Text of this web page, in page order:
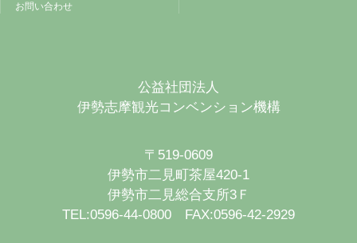
お問い合わせ
公益社団法人
伊勢志摩観光コンベンション機構
〒519-0609
伊勢市二見町茶屋420-1
伊勢市二見総合支所3Ｆ
TEL:0596-44-0800 FAX:0596-42-2929